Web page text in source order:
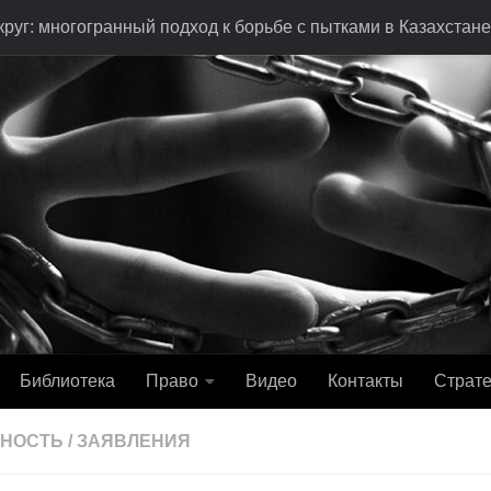
многогранный подход к борьбе с пытками в Казахстане
Библиотека Право Видео Контакты
/ ЗАЯВЛЕНИЯ